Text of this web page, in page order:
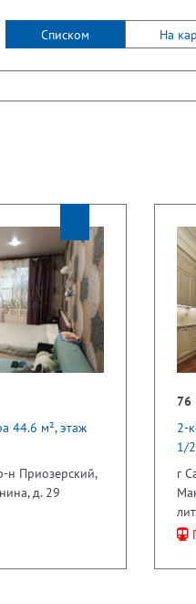
Списком На
44.6 м², этаж
н Приозерский,
д. 29
76
2-
1/2
г